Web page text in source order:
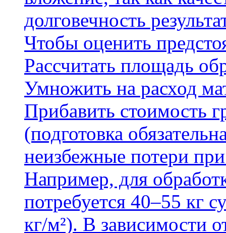
долговечность
Чтобы оценить
Рассчитать площадь
Умножить на расход
Прибавить стоимость
(подготовка
неизбежные потери
Например, для
потребуется 40–55 кг
кг/м²). В зависимости